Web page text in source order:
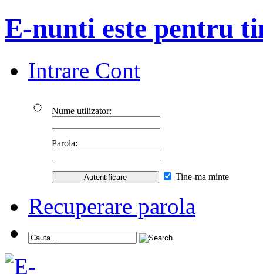
E-nunti este pentru
Intrare Cont
Nume utilizator:
Parola:
Tine-ma minte
Recuperare parola